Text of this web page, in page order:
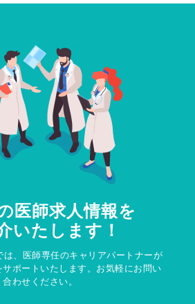
医師求人情報を
いたします！
は、医師専任のキャリアパートナーが
ポートいたします。お気軽にお問い
合わせください。